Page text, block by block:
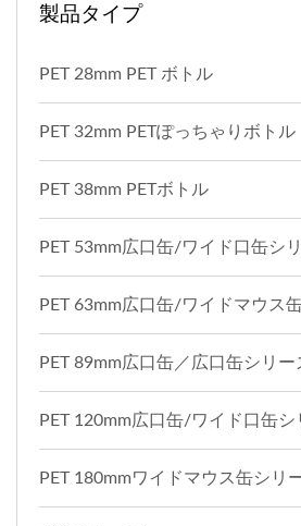
製品タイプ
PET 28mm PET ボトル
PET 32mm PETぽっちゃりボトル
PET 38mm PETボトル
PET 53mm広口缶/ワイド口缶シ
PET 63mm広口缶/ワイドマウス
PET 89mm広口缶／広口缶シリー
PET 120mm広口缶/ワイド口缶シ
PET 180mmワイドマウス缶シリ